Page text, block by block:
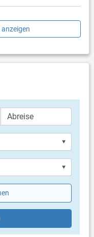
€ pro Tag / pro